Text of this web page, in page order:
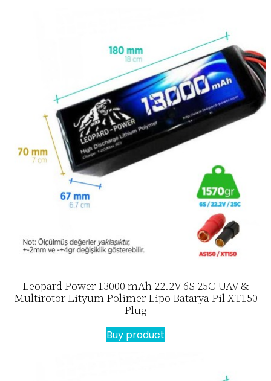
Leopard Power 13000 mAh 22.2V 6S 25C UAV &
Multirotor Lityum Polimer Lipo Batarya Pil XT150
Plug
Buy product